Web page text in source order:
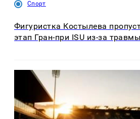
Спорт
Фигуристка Костылева
этап Гран-при ISU из-за